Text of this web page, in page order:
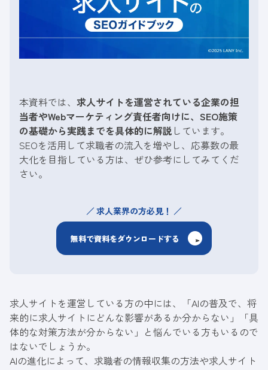
本資料では、 求人サイトを運営されている企業の担
当者やWebマーケティング責任者向けに、SEO施策
の基礎から実践までを具体的に解説 しています。
SEOを活用して求職者の流入を増やし、応募数の最
大化を目指している方は、ぜひ参考にしてみてくだ
さい。
求人業界の方必見！
無料で資料をダウンロードする
求人サイトを運営している方の中には、「AIの普及で、将
来的に求人サイトにどんな影響があるか分からない」「具
体的な対策方法が分からない」と悩んでいる方もいるので
はないでしょうか。
AIの進化によって、求職者の情報収集の方法や求人サイト